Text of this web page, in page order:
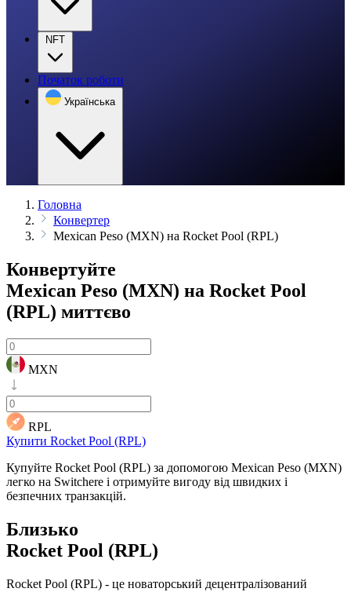
NFT
Початок роботи
Українська
Головна
Конвертер
Mexican Peso (MXN) на Rocket Pool (RPL)
Конвертуйте
Mexican Peso (MXN) на Rocket Pool
(RPL) миттєво
MXN
RPL
Купити Rocket Pool (RPL)
Купуйте Rocket Pool (RPL) за допомогою Mexican Peso (MXN)
легко на Switchere і отримуйте вигоду від швидких і
безпечних транзакцій.
Близько
Rocket Pool (RPL)
Rocket Pool (RPL) - це новаторський децентралізований